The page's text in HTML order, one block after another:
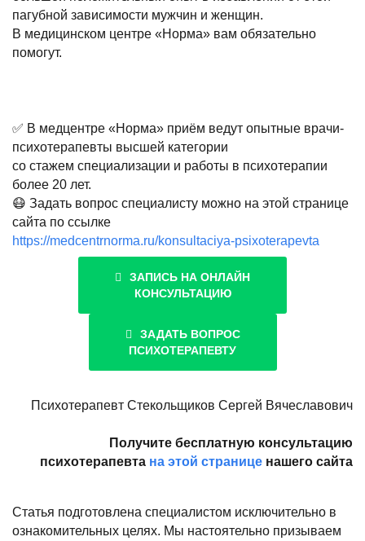
пагубной зависимости мужчин и женщин.
В медицинском центре «Норма» вам обязательно
помогут.
✅ В медцентре «Норма» приём ведут опытные врачи-
психотерапевты высшей категории
со стажем специализации и работы в психотерапии
более 20 лет.
😷 Задать вопрос специалисту можно на этой странице
сайта по ссылке
https://medcentrnorma.ru/konsultaciya-psixoterapevta
ЗАПИСЬ НА ОНЛАЙН
КОНСУЛЬТАЦИЮ
ЗАДАТЬ ВОПРОС
ПСИХОТЕРАПЕВТУ
Психотерапевт Стекольщиков Сергей Вячеславович
Получите бесплатную консультацию
психотерапевта на этой странице нашего сайта
Статья подготовлена специалистом исключительно в
ознакомительных целях. Мы настоятельно призываем